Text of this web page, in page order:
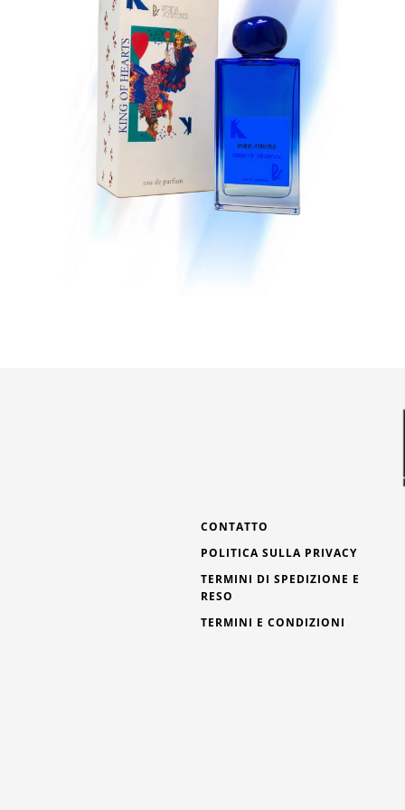
CONTATTO
POLITICA SULLA PRIVACY
TERMINI DI SPEDIZIONE E
RESO
TERMINI E CONDIZIONI